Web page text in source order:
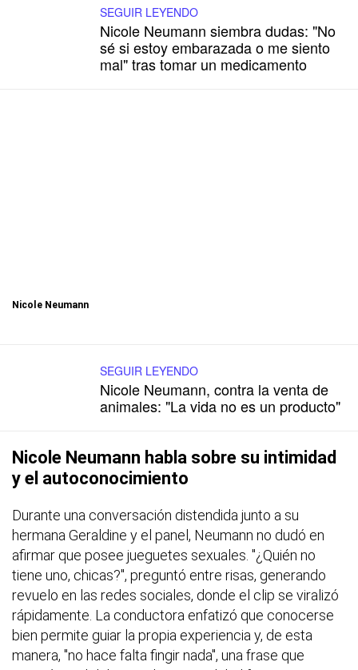
SEGUIR LEYENDO
Nicole Neumann siembra dudas: "No
sé si estoy embarazada o me siento
mal" tras tomar un medicamento
Nicole Neumann
SEGUIR LEYENDO
Nicole Neumann, contra la venta de
animales: "La vida no es un producto"
Nicole Neumann habla sobre su intimidad
y el autoconocimiento
Durante una conversación distendida junto a su
hermana Geraldine y el panel, Neumann no dudó en
afirmar que posee jueguetes sexuales. "¿Quién no
tiene uno, chicas?", preguntó entre risas, generando
revuelo en las redes sociales, donde el clip se viralizó
rápidamente. La conductora enfatizó que conocerse
bien permite guiar la propia experiencia y, de esta
manera, "no hace falta fingir nada", una frase que